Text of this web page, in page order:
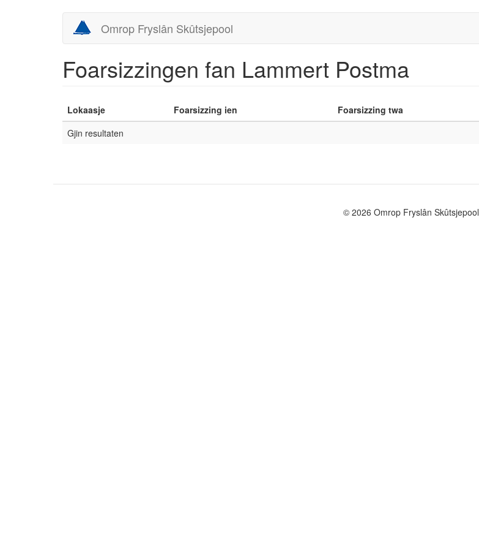
Omrop Fryslân Skûtsjepool
Foarsizzingen fan Lammert Postma
Lokaasje Foarsizzing ien Foarsizzing twa
Gjin resultaten
© 2026 Omrop Fryslân Skûtsjepool